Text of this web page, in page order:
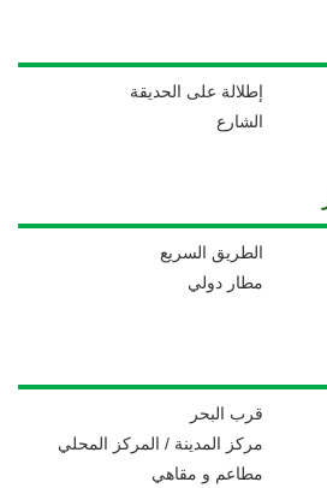
إطلالة على الحديقة
الشارع
الطريق السريع
مطار دولي
قرب البحر
مركز المدينة / المركز المحلي
مطاعم و مقاهي